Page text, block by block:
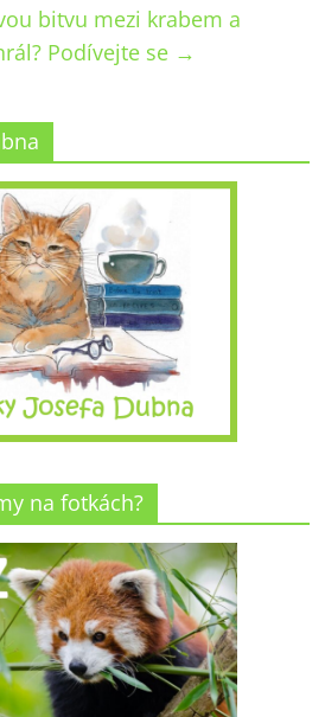
bitvu mezi krabem a
Podívejte se →
na fotkách?